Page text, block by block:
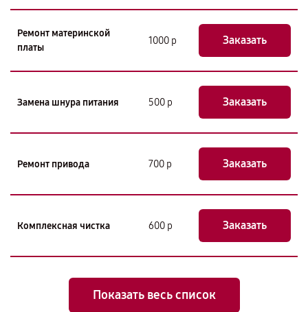
Ремонт материнской
платы
1000 р Заказать
Замена шнура питания 500 р Заказать
Ремонт привода 700 р Заказать
Комплексная чистка 600 р Заказать
Показать весь список